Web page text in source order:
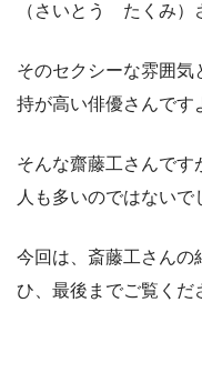
（さいとう たくみ）
そのセクシーな雰囲気
持が高い俳優さんです
そんな齋藤工さんです
人も多いのではないで
今回は、斎藤工さんの
ひ、最後までご覧くだ